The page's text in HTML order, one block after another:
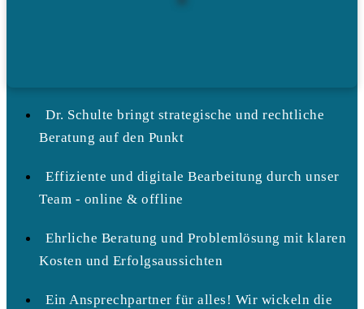
Dr. Schulte bringt strategische und rechtliche
Beratung auf den Punkt
Effiziente und digitale Bearbeitung durch unser
Team - online & offline
Ehrliche Beratung und Problemlösung mit klaren
Kosten und Erfolgsaussichten
Ein Ansprechpartner für alles! Wir wickeln die